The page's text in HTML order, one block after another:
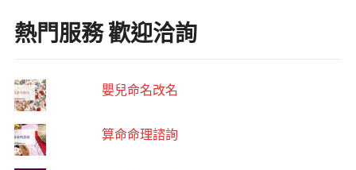
熱門服務 歡迎洽詢
嬰兒命名改名
算命命理諮詢